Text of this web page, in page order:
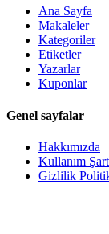
Ana Sayfa
Makaleler
Kategoriler
Etiketler
Yazarlar
Kuponlar
Genel sayfalar
Hakkımızda
Kullanım
Gizlilik